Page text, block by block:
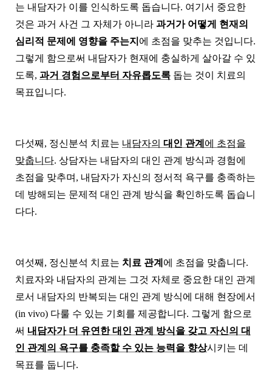
는 내담자가 이를 인식하도록 돕습니다. 여기서 중요한
것은 과거 사건 그 자체가 아니라 과거가 어떻게 현재의
심리적 문제에 영향을 주는지 에 초점을 맞추는 것입니다.
그렇게 함으로써 내담자가 현재에 충실하게 살아갈 수 있
도록, 과거 경험으로부터 자유롭도록 돕는 것이 치료의
목표입니다.
다섯째, 정신분석 치료는 내담자의 대인 관계 에 초점을
맞춥니다. 상담자는 내담자의 대인 관계 방식과 경험에
초점을 맞추며, 내담자가 자신의 정서적 욕구를 충족하는
데 방해되는 문제적 대인 관계 방식을 확인하도록 돕습니
다다.
여섯째, 정신분석 치료는 치료 관계 에 초점을 맞춥니다.
치료자와 내담자의 관계는 그것 자체로 중요한 대인 관계
로서 내담자의 반복되는 대인 관계 방식에 대해 현장에서
(in vivo) 다룰 수 있는 기회를 제공합니다. 그렇게 함으로
써 내담자가 더 유연한 대인 관계 방식을 갖고 자신의 대
인 관계의 욕구를 충족할 수 있는 능력을 향상시키는 데
목표를 둡니다.